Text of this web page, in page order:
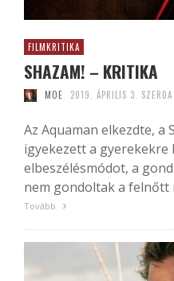
FILMKRITIKA
SHAZAM! – KRITIKA
MOE 2019. ÁPRILIS 3. SZERDA
Az Aquaman elkezdte, a
igyekezett a
elbeszélésmódot, a
nem gondoltak a felnőtt
Tovább